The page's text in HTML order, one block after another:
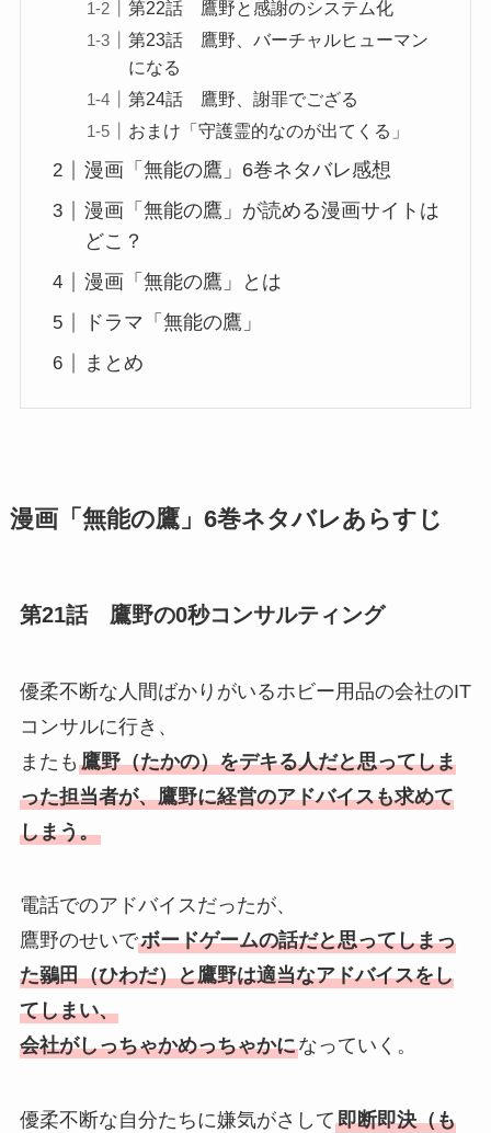
第22話 鷹野と感謝のシステム化
第23話 鷹野、バーチャルヒューマン
になる
第24話 鷹野、謝罪でござる
おまけ「守護霊的なのが出てくる」
漫画「無能の鷹」6巻ネタバレ感想
漫画「無能の鷹」が読める漫画サイトは
どこ？
漫画「無能の鷹」とは
ドラマ「無能の鷹」
まとめ
漫画「無能の鷹」6巻ネタバレあらすじ
第21話 鷹野の0秒コンサルティング
優柔不断な人間ばかりがいるホビー用品の会社のIT
コンサルに行き、
またも 鷹野（たかの）をデキる人だと思ってしま
った担当者が、鷹野に経営のアドバイスも求めて
しまう。
電話でのアドバイスだったが、
鷹野のせいでボードゲームの話だと思ってしまっ
た鶸田（ひわだ）と鷹野は適当なアドバイスをし
てしまい、
会社がしっちゃかめっちゃかになっていく。
優柔不断な自分たちに嫌気がさして即断即決（も